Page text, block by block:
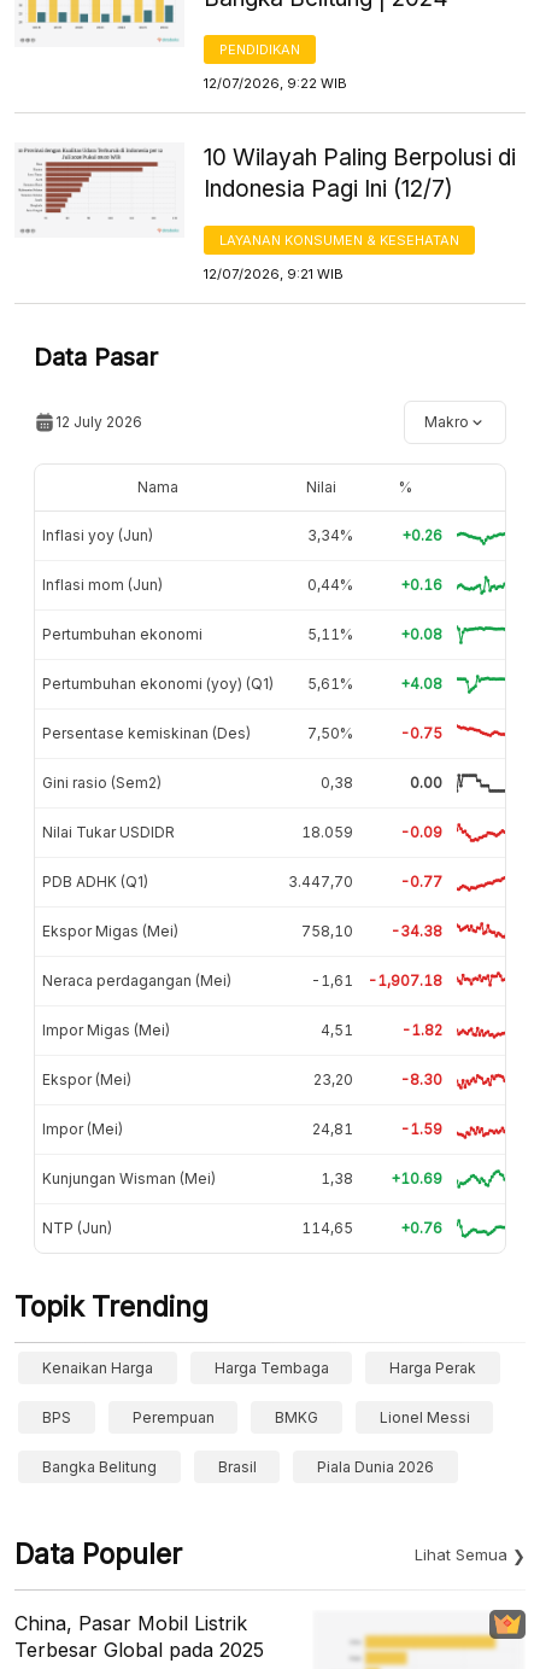
PENDIDIKAN
12/07/2026, 9:22 WIB
10 Wilayah Paling Berpolusi di
Indonesia Pagi Ini (12/7)
LAYANAN KONSUMEN & KESEHATAN
12/07/2026, 9:21 WIB
Data Pasar
12 July 2026 Makro
Nama Nilai %
Inflasi yoy (Jun) 3,34% +0.26
Inflasi mom (Jun) 0,44% +0.16
Pertumbuhan ekonomi 5,11% +0.08
Pertumbuhan ekonomi (yoy) (Q1) 5,61% +4.08
Persentase kemiskinan (Des) 7,50% -0.75
Gini rasio (Sem2) 0,38 0.00
Nilai Tukar USDIDR 18.059 -0.09
PDB ADHK (Q1) 3.447,70 -0.77
Ekspor Migas (Mei) 758,10 -34.38
Neraca perdagangan (Mei) -1,61 -1,907.18
Impor Migas (Mei) 4,51 -1.82
Ekspor (Mei) 23,20 -8.30
Impor (Mei) 24,81 -1.59
Kunjungan Wisman (Mei) 1,38 +10.69
NTP (Jun) 114,65 +0.76
Topik Trending
Kenaikan Harga Harga Tembaga Harga Perak
BPS Perempuan BMKG Lionel Messi
Bangka Belitung Brasil Piala Dunia 2026
Data Populer Lihat Semua
China, Pasar Mobil Listrik
Terbesar Global pada 2025